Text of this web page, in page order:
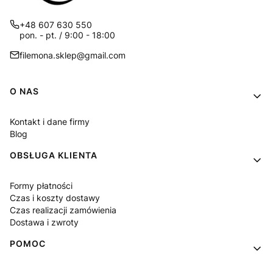
+48 607 630 550
pon. - pt. / 9:00 - 18:00
filemona.sklep@gmail.com
Linki w stopce
O NAS
Kontakt i dane firmy
Blog
OBSŁUGA KLIENTA
Formy płatności
Czas i koszty dostawy
Czas realizacji zamówienia
Dostawa i zwroty
POMOC